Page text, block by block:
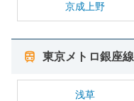
京成上野
東京メトロ銀座線
浅草